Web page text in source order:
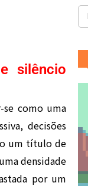
silêncio
como uma
decisões
um título de
densidade
por um